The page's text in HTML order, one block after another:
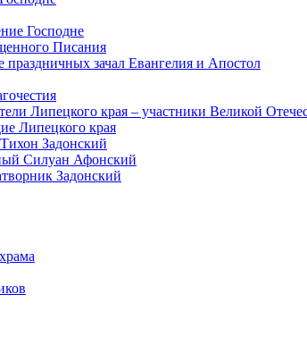
Господне
Писания
праздничных зачал Евангелия и Апостол
Липецкого края – участники Великой
Липецкого края
Задонский
Силуан Афонский
Задонский